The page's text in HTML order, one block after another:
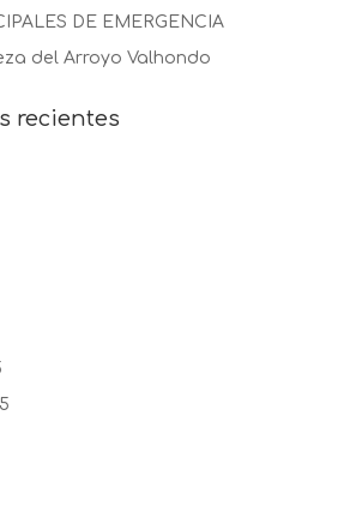
DE EMERGENCIA
del Arroyo Valhondo
recientes